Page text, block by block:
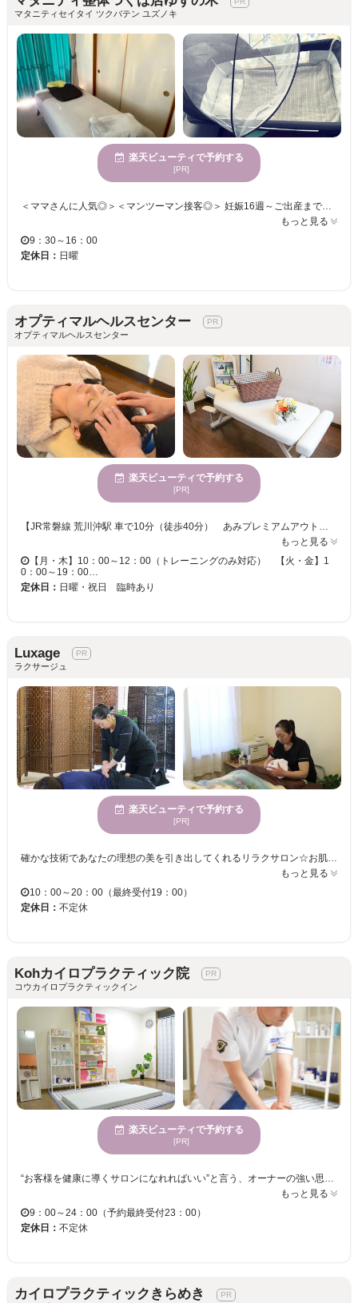
マタニティセイタイ ツクバテン ユズノキ
楽天ビューティで予約する
[PR]
もっと見る
9：30～16：00
定休日： 日曜
オプティマルヘルスセンター
オプティマルヘルスセンター
楽天ビューティで予約する
[PR]
もっと見る
【月・木】10：00～12：00（トレーニングのみ対応） 【火・金】1
0：00～19：00…
定休日： 日曜・祝日 臨時あり
Luxage
ラクサージュ
楽天ビューティで予約する
[PR]
確かな技術であなたの理想の美を引き出してくれるリラクサロン☆お肌のお手入れ・疲労回復など、幅広いお悩みに応えてくれる熟練の技術で“キレイになりたい”気持ちをサポートしてくれます！豊富なコースから、あなたの悩みや要望に合わせて提案してくれるので、どんなケア方法がいいのか、迷っている方はぜひご相談を♪
もっと見る
10：00～20：00（最終受付19：00）
定休日： 不定休
Kohカイロプラクティック院
コウカイロプラクティックイン
楽天ビューティで予約する
[PR]
“お客様を健康に導くサロンになれればいい”と言う、オーナーの強い思いから開業した【Kohカイロ】は、丁寧なカウンセリング＋カイロプラクティックの施術で、アナタの身体の悩みを根本から改善へ導いてくれるリラクサロンです◎ 【カイロプラクティック】 ゲスト一人ひとりの辛い症状に対して、しっかりとカウンセリングを行い歪みの原因を根本改善します◎ソフトで痛みの少ない施術なので、ポキポキとした施術が苦手な方でも安心してお任せ出来ます！！ ぜひこの機会に【Kohカイロ】へ、足を運んでみませんか？？
もっと見る
9：00～24：00（予約最終受付23：00）
定休日： 不定休
カイロプラクティックきらめき